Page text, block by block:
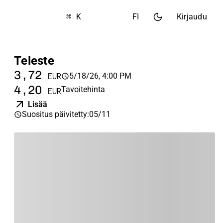
⌘ K FI Kirjaudu
Teleste
3,72 EUR 5/18/26, 4:00 PM
4,20 EURTavoitehinta
Lisää
Suositus päivitetty:05/11